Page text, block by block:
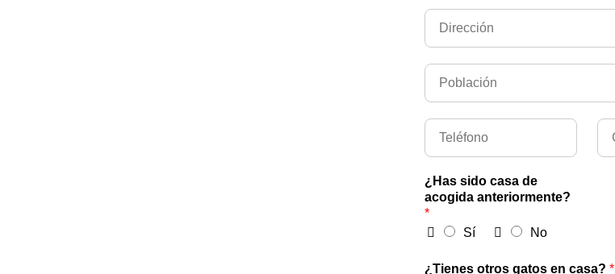
¿Has sido casa de
acogida anteriormente?
*
Sí
No
¿Tienes otros gatos en casa?*